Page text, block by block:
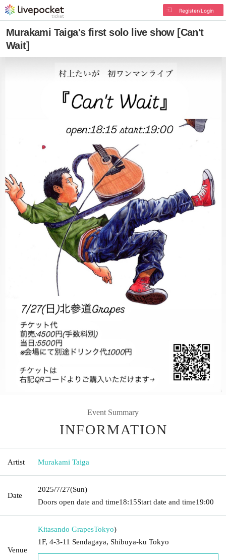
Register/Login
Murakami Taiga's first solo live show [Can't
Wait]
Event Summary
INFORMATION
Artist Murakami Taiga
Date
2025/7/27(Sun)
Doors open date and time18:15Start date and time19:00
Venue
Kitasando GrapesTokyo)
1F, 4-3-11 Sendagaya, Shibuya-ku Tokyo